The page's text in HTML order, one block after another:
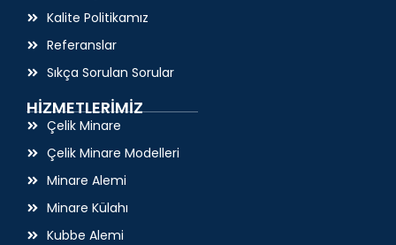
Kalite Politikamız
Referanslar
Sıkça Sorulan Sorular
HİZMETLERİMİZ
Çelik Minare
Çelik Minare Modelleri
Minare Alemi
Minare Külahı
Kubbe Alemi